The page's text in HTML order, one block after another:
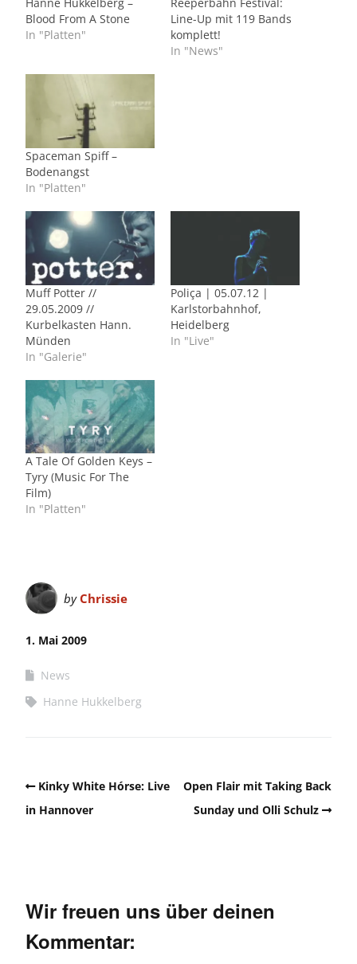
Hanne Hukkelberg –
Blood From A Stone
In "Platten"
Reeperbahn Festival:
Line-Up mit 119 Bands
komplett!
In "News"
Spaceman Spiff –
Bodenangst
In "Platten"
Muff Potter //
29.05.2009 //
Kurbelkasten Hann.
Münden
In "Galerie"
Poliça | 05.07.12 |
Karlstorbahnhof,
Heidelberg
In "Live"
A Tale Of Golden Keys –
Tyry (Music For The
Film)
In "Platten"
byChrissie
1. Mai 2009
News
Hanne Hukkelberg
Kinky White Hórse: Live
in Hannover
Open Flair mit Taking Back
Sunday und Olli Schulz
Wir freuen uns über deinen
Kommentar: